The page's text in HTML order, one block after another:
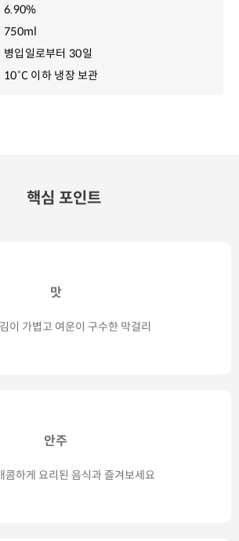
6.90%
750ml
병입일로부터 30일
10˚C 이하 냉장 보관
핵심 포인트
맛
이 가볍고 여운이 구수한 막걸리
안주
콤하게 요리된 음식과 즐겨보세요